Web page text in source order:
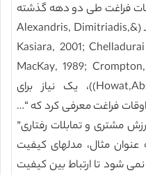
فراغت طی دو دهه گذشته
روی کیفیت خدمات تحقیق کرده اند (Alexandris, Dimitriadis,&
Kasiara, 2001;
MacKay, 1989;
Howat,Absher, Crilley, & Milne, 1996))، یک نیاز برای
فراغت معرفی کرد که “…
مشتری و تمابلات رفتاری”
به عنوان مثال، مدلهای کیفیت
شود تا ارتباط بین کیفیت